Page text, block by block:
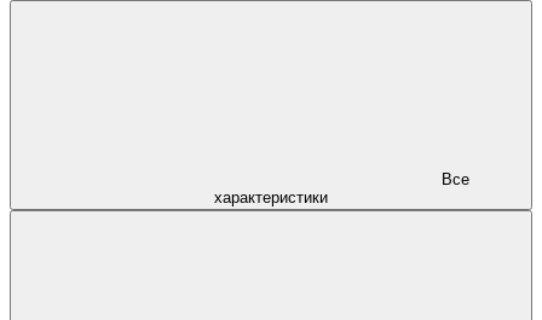
характеристики